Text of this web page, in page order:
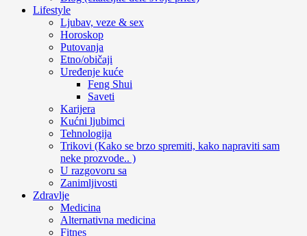
Lifestyle
Ljubav, veze & sex
Horoskop
Putovanja
Etno/običaji
Uređenje kuće
Feng Shui
Saveti
Karijera
Kućni ljubimci
Tehnologija
Trikovi (Kako se brzo spremiti, kako napraviti sam
neke prozvode.. )
U razgovoru sa
Zanimljivosti
Zdravlje
Medicina
Alternativna medicina
Fitnes